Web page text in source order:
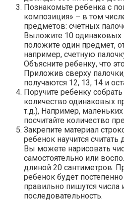
Познакомьте ребенка с
композиция» – в том
предметов: счетных
Выложите 10 одинаковых
положите один предмет,
например, счетную
Объясните ребенку, что
Приложив сверху
получаются 12, 13, 14 и
Поручите ребенку
количество одинаковых
т.д.), Например,
посчитайте количество
Закрепите материал
ребенок научится
Вы можете нарисовать
самостоятельно или
длиной 20 сантиметров.
ребенок будет
правильно пишутся числа
последовательность.